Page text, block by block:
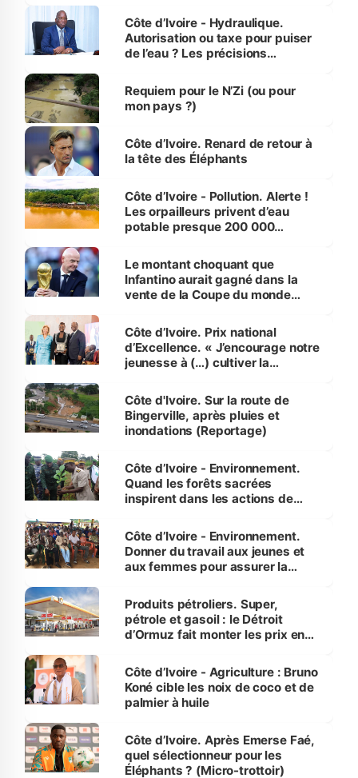
Côte d’Ivoire - Hydraulique.
Autorisation ou taxe pour puiser
de l’eau ? Les précisions
Requiem pour le N’Zi (ou pour
mon pays ?)
Côte d’Ivoire. Renard de retour à
la tête des Éléphants
Côte d’Ivoire - Pollution. Alerte !
Les orpailleurs privent d’eau
potable presque 200 000
Le montant choquant que
Infantino aurait gagné dans la
vente de la Coupe du monde
Côte d’Ivoire. Prix national
d’Excellence. « J’encourage notre
jeunesse à (…) cultiver la
(Alassane Ouattara
Côte d'Ivoire. Sur la route de
Bingerville, après pluies et
inondations (Reportage)
Côte d’Ivoire - Environnement.
Quand les forêts sacrées
inspirent dans les actions de
Côte d’Ivoire - Environnement.
Donner du travail aux jeunes et
aux femmes pour assurer la
menacées
Produits pétroliers. Super,
pétrole et gasoil : le Détroit
d’Ormuz fait monter les prix en
Côte d’Ivoire - Agriculture : Bruno
Koné cible les noix de coco et de
palmier à huile
Côte d’Ivoire. Après Emerse Faé,
quel sélectionneur pour les
Éléphants ? (Micro-trottoir)